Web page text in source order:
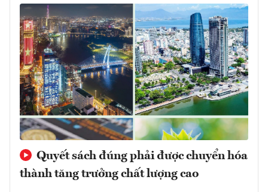
Quyết sách đúng phải được chuyển hóa
thành tăng trưởng chất lượng cao